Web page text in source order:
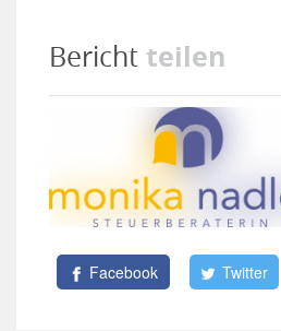
Bericht teilen
Facebook Twitter